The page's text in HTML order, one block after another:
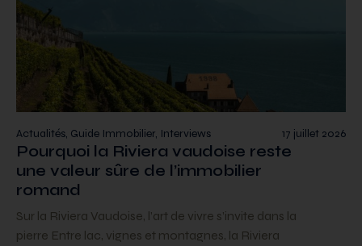
17 juillet 2026
Actualités, Guide Immobilier, Interviews
Pourquoi la Riviera vaudoise reste
une valeur sûre de l’immobilier
romand
Sur la Riviera Vaudoise, l’art de vivre s’invite dans la
pierre Entre lac, vignes et montagnes, la Riviera